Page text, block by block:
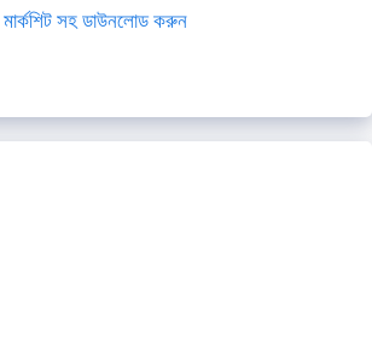
মার্কশিট সহ ডাউনলোড করুন